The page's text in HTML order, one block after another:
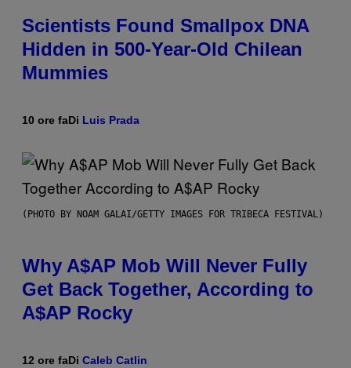
Scientists Found Smallpox DNA
Hidden in 500-Year-Old Chilean
Mummies
10 ore faDi Luis Prada
(PHOTO BY NOAM GALAI/GETTY IMAGES FOR TRIBECA FESTIVAL)
Why A$AP Mob Will Never Fully
Get Back Together, According to
A$AP Rocky
12 ore faDi Caleb Catlin